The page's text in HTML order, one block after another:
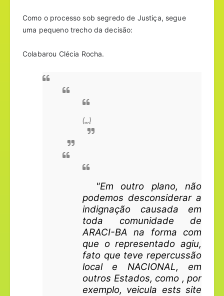
Como o processo sob segredo de Justiça, segue
uma pequeno trecho da decisão:
Colabarou Clécia Rocha.
(...)
"Em outro plano, não
podemos desconsiderar a
indignação causada em
toda comunidade de
ARACI-BA na forma com
que o representado agiu,
fato que teve repercussão
local e NACIONAL, em
outros Estados, como , por
exemplo, veicula ests site